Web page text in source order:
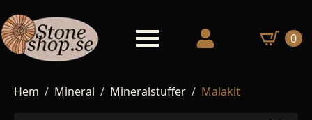
0
Hem Mineral Mineralstuffer Malakit